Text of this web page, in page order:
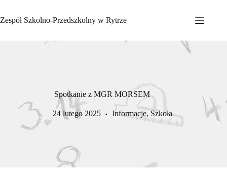
treści
Zespół Szkolno-Przedszkolny w Rytrze
Spotkanie z MGR MORSEM
24 lutego 2025 Informacje,Szkoła